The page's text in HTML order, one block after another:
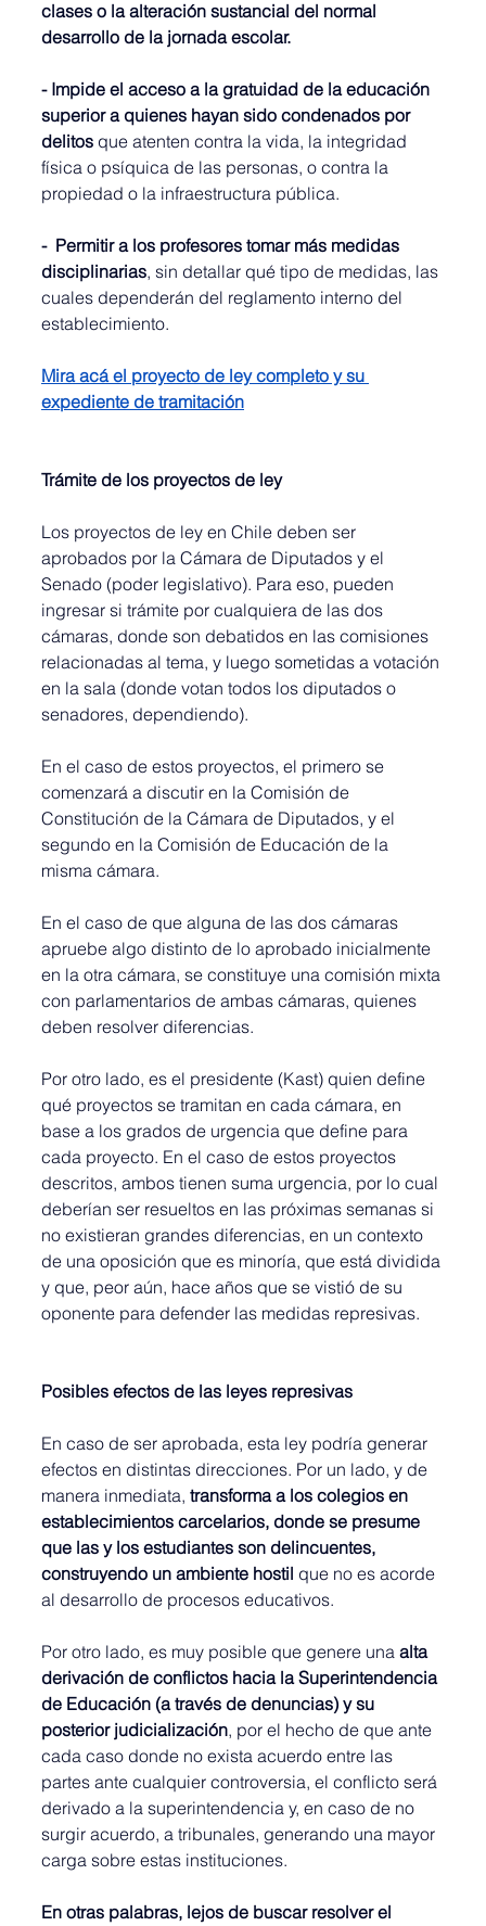
clases o la alteración sustancial del normal
desarrollo de la jornada escolar.
- Impide el acceso a la gratuidad de la educación
superior a quienes hayan sido condenados por
delitos que atenten contra la vida, la integridad
física o psíquica de las personas, o contra la
propiedad o la infraestructura pública.
-  Permitir a los profesores tomar más medidas
disciplinarias, sin detallar qué tipo de medidas, las
cuales dependerán del reglamento interno del
establecimiento.
Mira acá el proyecto de ley completo y su
expediente de tramitación
Trámite de los proyectos de ley
Los proyectos de ley en Chile deben ser
aprobados por la Cámara de Diputados y el
Senado (poder legislativo). Para eso, pueden
ingresar si trámite por cualquiera de las dos
cámaras, donde son debatidos en las comisiones
relacionadas al tema, y luego sometidas a votación
en la sala (donde votan todos los diputados o
senadores, dependiendo).
En el caso de estos proyectos, el primero se
comenzará a discutir en la Comisión de
Constitución de la Cámara de Diputados, y el
segundo en la Comisión de Educación de la
misma cámara.
En el caso de que alguna de las dos cámaras
apruebe algo distinto de lo aprobado inicialmente
en la otra cámara, se constituye una comisión mixta
con parlamentarios de ambas cámaras, quienes
deben resolver diferencias.
Por otro lado, es el presidente (Kast) quien define
qué proyectos se tramitan en cada cámara, en
base a los grados de urgencia que define para
cada proyecto. En el caso de estos proyectos
descritos, ambos tienen suma urgencia, por lo cual
deberían ser resueltos en las próximas semanas si
no existieran grandes diferencias, en un contexto
de una oposición que es minoría, que está dividida
y que, peor aún, hace años que se vistió de su
oponente para defender las medidas represivas.
Posibles efectos de las leyes represivas
En caso de ser aprobada, esta ley podría generar
efectos en distintas direcciones. Por un lado, y de
manera inmediata, transforma a los colegios en
establecimientos carcelarios, donde se presume
que las y los estudiantes son delincuentes,
construyendo un ambiente hostil que no es acorde
al desarrollo de procesos educativos.
Por otro lado, es muy posible que genere una alta
derivación de conflictos hacia la Superintendencia
de Educación (a través de denuncias) y su
posterior judicialización, por el hecho de que ante
cada caso donde no exista acuerdo entre las
partes ante cualquier controversia, el conflicto será
derivado a la superintendencia y, en caso de no
surgir acuerdo, a tribunales, generando una mayor
carga sobre estas instituciones.
En otras palabras, lejos de buscar resolver el